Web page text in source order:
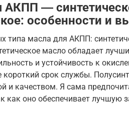
―
особенности и
типа масла для АКПП:
масло обладает
и устойчивость к
срок службы.
и качеством. Я сама
как оно обеспечивает лучшую